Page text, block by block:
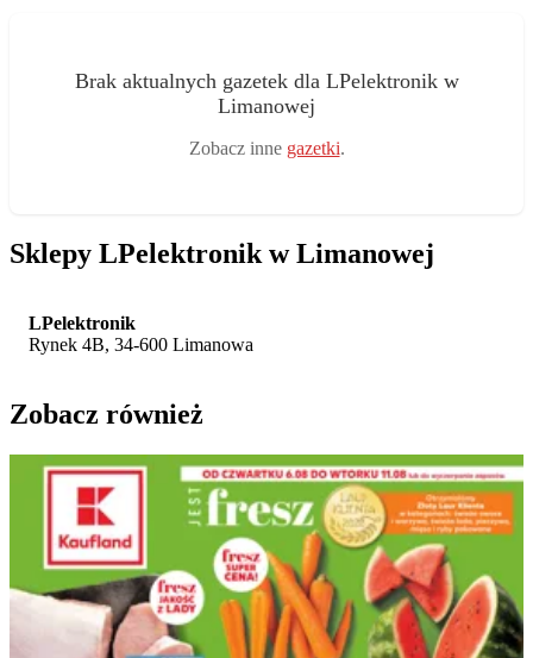
Brak aktualnych gazetek dla LPelektronik w
Limanowej
Zobacz inne gazetki.
Sklepy LPelektronik w Limanowej
LPelektronik
Rynek 4B, 34-600 Limanowa
Zobacz również